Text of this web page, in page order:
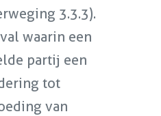
3.3.3).
waarin een
partij een
tot
van